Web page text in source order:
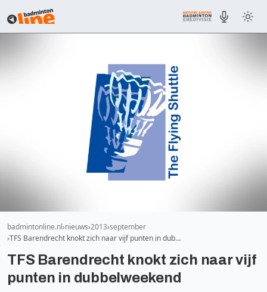
badmintonline.nl nieuws 2013 september
TFS Barendrecht knokt zich naar vijf punten in dub…
TFS Barendrecht knokt zich naar vijf
punten in dubbelweekend